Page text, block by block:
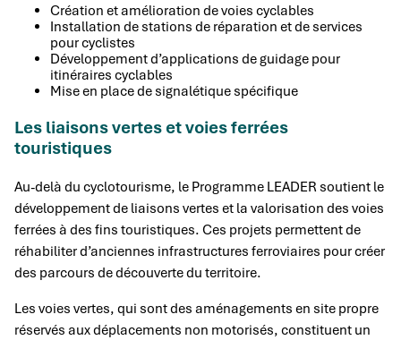
Création et amélioration de voies cyclables
Installation de stations de réparation et de services
pour cyclistes
Développement d’applications de guidage pour
itinéraires cyclables
Mise en place de signalétique spécifique
Les liaisons vertes et voies ferrées
touristiques
Au-delà du cyclotourisme, le Programme LEADER soutient le
développement de liaisons vertes et la valorisation des voies
ferrées à des fins touristiques. Ces projets permettent de
réhabiliter d’anciennes infrastructures ferroviaires pour créer
des parcours de découverte du territoire.
Les voies vertes, qui sont des aménagements en site propre
réservés aux déplacements non motorisés, constituent un